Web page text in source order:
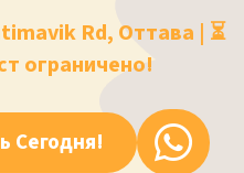
Rd, Оттава | ⏳
ограничено!
Сегодня!